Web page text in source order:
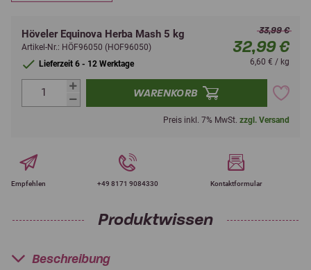
Höveler Equinova Herba Mash 5 kg
Artikel-Nr.: HÖF96050 (HOF96050)
Lieferzeit 6 - 12 Werktage
33,99 €
32,99 €
6,60 € / kg
WARENKORB
Preis inkl. 7% MwSt. zzgl. Versand
Empfehlen +49 8171 9084330 Kontaktformular
Produktwissen
Beschreibung